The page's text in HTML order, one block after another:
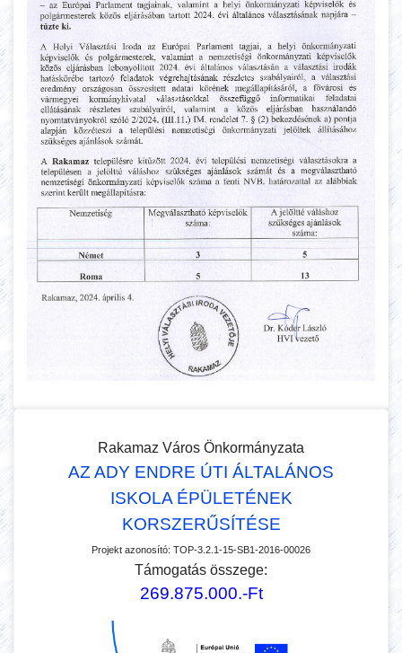
Rakamaz Város Önkormányzata
AZ ADY ENDRE ÚTI ÁLTALÁNOS
ISKOLA ÉPÜLETÉNEK
KORSZERŰSÍTÉSE
Projekt azonosító: TOP-3.2.1-15-SB1-2016-00026
Támogatás összege:
269.875.000.-Ft